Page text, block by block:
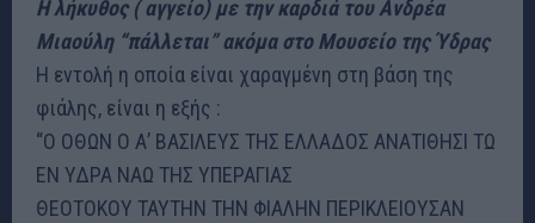
Η λήκυθος ( αγγείο) με την καρδιά του Ανδρέα
Μιαούλη “πάλλεται” ακόμα στο Μουσείο της Ύδρας
Η εντολή η οποία είναι χαραγμένη στη βάση της
φιάλης, είναι η εξής :
“Ο ΟΘΩΝ Ο Α’ ΒΑΣΙΛΕΥΣ ΤΗΣ ΕΛΛΑΔΟΣ ΑΝΑΤΙΘΗΣΙ ΤΩ
ΕΝ ΥΔΡΑ ΝΑΩ ΤΗΣ ΥΠΕΡΑΓΙΑΣ
ΘΕΟΤΟΚΟΥ ΤΑΥΤΗΝ ΤΗΝ ΦΙΑΛΗΝ ΠΕΡΙΚΛΕΙΟΥΣΑΝ